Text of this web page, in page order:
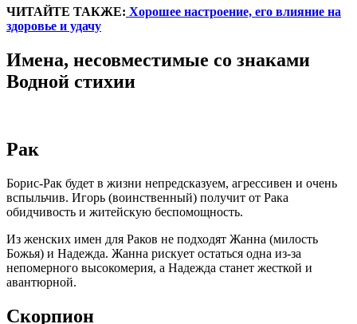
ЧИТАЙТЕ ТАКЖЕ: Хорошее настроение, его влияние на
здоровье и удачу
Имена, несовместимые со знаками
Водной стихии
Рак
Борис-Рак будет в жизни непредсказуем, агрессивен и очень
вспыльчив. Игорь (воинственный) получит от Рака
обидчивость и житейскую беспомощность.
Из женских имен для Раков не подходят Жанна (милость
Божья) и Надежда. Жанна рискует остаться одна из-за
непомерного высокомерия, а Надежда станет жесткой и
авантюрной.
Скорпион